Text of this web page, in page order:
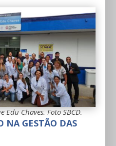
Edu Chaves. Foto SBCD.
NA GESTÃO DAS